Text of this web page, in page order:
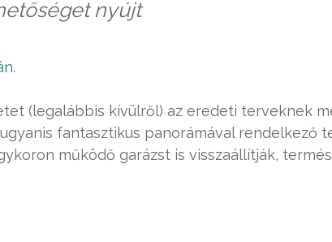
nyújt
.
(legalábbis kívülről) az eredeti terveknek
fantasztikus panorámával rendelkező
működő garázst is visszaállítják,